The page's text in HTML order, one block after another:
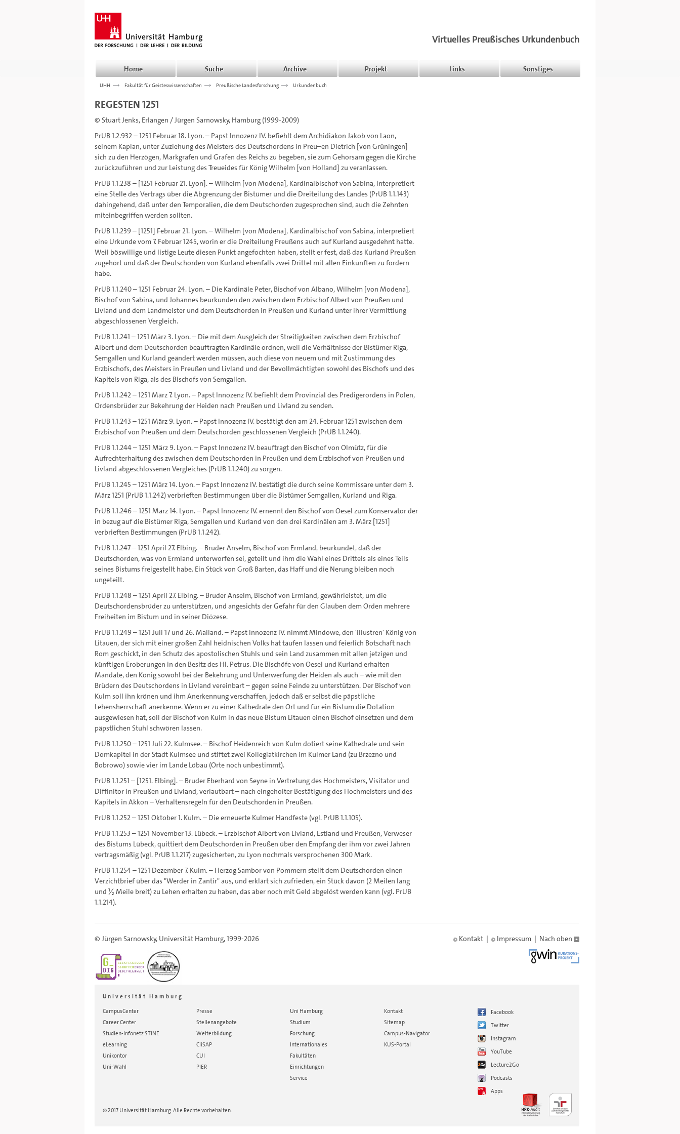
Virtuelles Preußisches Urkundenbuch
Home Suche Archive Projekt Links Sonstiges
UHH >>> Fakultät für Geisteswissenschaften >>> Preußische Landesforschung >>> Urkundenbuch
REGESTEN 1251
© Stuart Jenks, Erlangen / Jürgen Sarnowsky, Hamburg (1999-2009)
PrUB 1.2.932 – 1251 Februar 18. Lyon. – Papst Innozenz IV. befiehlt dem Archidiakon Jakob von Laon,
seinem Kaplan, unter Zuziehung des Meisters des Deutschordens in Preu–en Dietrich [von Grüningen]
sich zu den Herzögen, Markgrafen und Grafen des Reichs zu begeben, sie zum Gehorsam gegen die Kirche
zurückzuführen und zur Leistung des Treueides für König Wilhelm [von Holland] zu veranlassen.
PrUB 1.1.238 – [1251 Februar 21. Lyon]. – Wilhelm [von Modena], Kardinalbischof von Sabina, interpretiert
eine Stelle des Vertrags über die Abgrenzung der Bistümer und die Dreiteilung des Landes (PrUB 1.1.143)
dahingehend, daß unter den Temporalien, die dem Deutschorden zugesprochen sind, auch die Zehnten
miteinbegriffen werden sollten.
PrUB 1.1.239 – [1251] Februar 21. Lyon. – Wilhelm [von Modena], Kardinalbischof von Sabina, interpretiert
eine Urkunde vom 7. Februar 1245, worin er die Dreiteilung Preußens auch auf Kurland ausgedehnt hatte.
Weil böswillige und listige Leute diesen Punkt angefochten haben, stellt er fest, daß das Kurland Preußen
zugehört und daß der Deutschorden von Kurland ebenfalls zwei Drittel mit allen Einkünften zu fordern
habe.
PrUB 1.1.240 – 1251 Februar 24. Lyon. – Die Kardinäle Peter, Bischof von Albano, Wilhelm [von Modena],
Bischof von Sabina, und Johannes beurkunden den zwischen dem Erzbischof Albert von Preußen und
Livland und dem Landmeister und dem Deutschorden in Preußen und Kurland unter ihrer Vermittlung
abgeschlossenen Vergleich.
PrUB 1.1.241 – 1251 März 3. Lyon. – Die mit dem Ausgleich der Streitigkeiten zwischen dem Erzbischof
Albert und dem Deutschorden beauftragten Kardinäle ordnen, weil die Verhältnisse der Bistümer Riga,
Semgallen und Kurland geändert werden müssen, auch diese von neuem und mit Zustimmung des
Erzbischofs, des Meisters in Preußen und Livland und der Bevollmächtigten sowohl des Bischofs und des
Kapitels von Riga, als des Bischofs von Semgallen.
PrUB 1.1.242 – 1251 März 7. Lyon. – Papst Innozenz IV. befiehlt dem Provinzial des Predigerordens in Polen,
Ordensbrüder zur Bekehrung der Heiden nach Preußen und Livland zu senden.
PrUB 1.1.243 – 1251 März 9. Lyon. – Papst Innozenz IV. bestätigt den am 24. Februar 1251 zwischen dem
Erzbischof von Preußen und dem Deutschorden geschlossenen Vergleich (PrUB 1.1.240).
PrUB 1.1.244 – 1251 März 9. Lyon. – Papst Innozenz IV. beauftragt den Bischof von Olmütz, für die
Aufrechterhaltung des zwischen dem Deutschorden in Preußen und dem Erzbischof von Preußen und
Livland abgeschlossenen Vergleiches (PrUB 1.1.240) zu sorgen.
PrUB 1.1.245 – 1251 März 14. Lyon. – Papst Innozenz IV. bestätigt die durch seine Kommissare unter dem 3.
März 1251 (PrUB 1.1.242) verbrieften Bestimmungen über die Bistümer Semgallen, Kurland und Riga.
PrUB 1.1.246 – 1251 März 14. Lyon. – Papst Innozenz IV. ernennt den Bischof von Oesel zum Konservator der
in bezug auf die Bistümer Riga, Semgallen und Kurland von den drei Kardinälen am 3. März [1251]
verbrieften Bestimmungen (PrUB 1.1.242).
PrUB 1.1.247 – 1251 April 27. Elbing. – Bruder Anselm, Bischof von Ermland, beurkundet, daß der
Deutschorden, was von Ermland unterworfen sei, geteilt und ihm die Wahl eines Drittels als eines Teils
seines Bistums freigestellt habe. Ein Stück von Groß Barten, das Haff und die Nerung bleiben noch
ungeteilt.
PrUB 1.1.248 – 1251 April 27. Elbing. – Bruder Anselm, Bischof von Ermland, gewährleistet, um die
Deutschordensbrüder zu unterstützen, und angesichts der Gefahr für den Glauben dem Orden mehrere
Freiheiten im Bistum und in seiner Diözese.
PrUB 1.1.249 – 1251 Juli 17 und 26. Mailand. – Papst Innozenz IV. nimmt Mindowe, den 'illustren' König von
Litauen, der sich mit einer großen Zahl heidnischen Volks hat taufen lassen und feierlich Botschaft nach
Rom geschickt, in den Schutz des apostolischen Stuhls und sein Land zusammen mit allen jetzigen und
künftigen Eroberungen in den Besitz des Hl. Petrus. Die Bischöfe von Oesel und Kurland erhalten
Mandate, den König sowohl bei der Bekehrung und Unterwerfung der Heiden als auch – wie mit den
Brüdern des Deutschordens in Livland vereinbart – gegen seine Feinde zu unterstützen. Der Bischof von
Kulm soll ihn krönen und ihm Anerkennung verschaffen, jedoch daß er selbst die päpstliche
Lehensherrschaft anerkenne. Wenn er zu einer Kathedrale den Ort und für ein Bistum die Dotation
ausgewiesen hat, soll der Bischof von Kulm in das neue Bistum Litauen einen Bischof einsetzen und dem
päpstlichen Stuhl schwören lassen.
PrUB 1.1.250 – 1251 Juli 22. Kulmsee. – Bischof Heidenreich von Kulm dotiert seine Kathedrale und sein
Domkapitel in der Stadt Kulmsee und stiftet zwei Kollegiatkirchen im Kulmer Land (zu Brzezno und
Bobrowo) sowie vier im Lande Löbau (Orte noch unbestimmt).
PrUB 1.1.251 – [1251. Elbing]. – Bruder Eberhard von Seyne in Vertretung des Hochmeisters, Visitator und
Diffinitor in Preußen und Livland, verlautbart – nach eingeholter Bestätigung des Hochmeisters und des
Kapitels in Akkon – Verhaltensregeln für den Deutschorden in Preußen.
PrUB 1.1.252 – 1251 Oktober 1. Kulm. – Die erneuerte Kulmer Handfeste (vgl. PrUB 1.1.105).
PrUB 1.1.253 – 1251 November 13. Lübeck. – Erzbischof Albert von Livland, Estland und Preußen, Verweser
des Bistums Lübeck, quittiert dem Deutschorden in Preußen über den Empfang der ihm vor zwei Jahren
vertragsmäßig (vgl. PrUB 1.1.217) zugesicherten, zu Lyon nochmals versprochenen 300 Mark.
PrUB 1.1.254 – 1251 Dezember 7. Kulm. – Herzog Sambor von Pommern stellt dem Deutschorden einen
Verzichtbrief über das "Werder in Zantir" aus, und erklärt sich zufrieden, ein Stück davon (2 Meilen lang
und ½ Meile breit) zu Lehen erhalten zu haben, das aber noch mit Geld abgelöst werden kann (vgl. PrUB
1.1.214).
© Jürgen Sarnowsky, Universität Hamburg, 1999-2026 Kontakt | Impressum | Nach oben